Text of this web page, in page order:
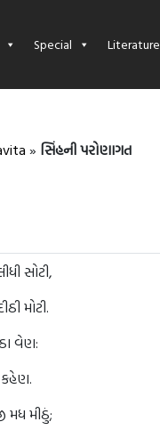
Special Literature
» સિંહની પરોણાગત
સોટી,
મોટી.
વેણ:
કહેણ.
મધ મીઠું;